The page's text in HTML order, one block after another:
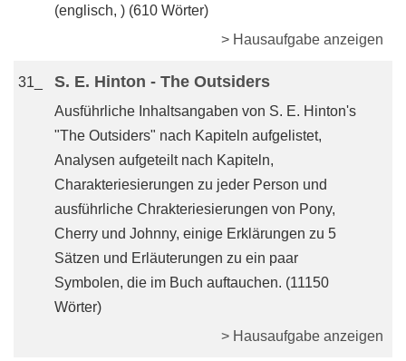
(englisch, ) (610 Wörter)
> Hausaufgabe anzeigen
31_ S. E. Hinton - The Outsiders
Ausführliche Inhaltsangaben von S. E. Hinton's
"The Outsiders" nach Kapiteln aufgelistet,
Analysen aufgeteilt nach Kapiteln,
Charakteriesierungen zu jeder Person und
ausführliche Chrakteriesierungen von Pony,
Cherry und Johnny, einige Erklärungen zu 5
Sätzen und Erläuterungen zu ein paar
Symbolen, die im Buch auftauchen. (11150
Wörter)
> Hausaufgabe anzeigen